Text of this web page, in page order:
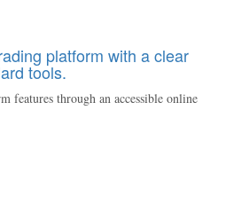
platform with a clear
tools.
features through an accessible online